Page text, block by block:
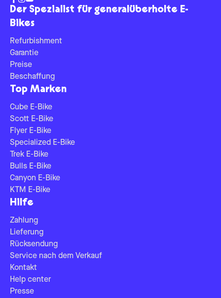
Der Spezialist für generalüberholte E-
Bikes
Refurbishment
Garantie
Preise
Beschaffung
Top Marken
Cube E-Bike
Scott E-Bike
Flyer E-Bike
Specialized E-Bike
Trek E-Bike
Bulls E-Bike
Canyon E-Bike
KTM E-Bike
Hilfe
Zahlung
Lieferung
Rücksendung
Service nach dem Verkauf
Kontakt
Help center
Presse